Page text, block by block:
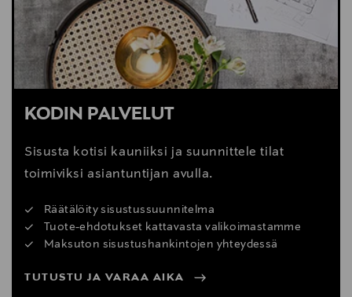
KODIN PALVELUT
Sisusta kotisi kauniiksi ja suunnittele tilat
toimiviksi asiantuntijan avulla.
Räätälöity sisustussuunnitelma
Tuote-ehdotukset kattavasta valikoimastamme
Maksuton sisustushankintojen yhteydessä
TUTUSTU JA VARAA AIKA